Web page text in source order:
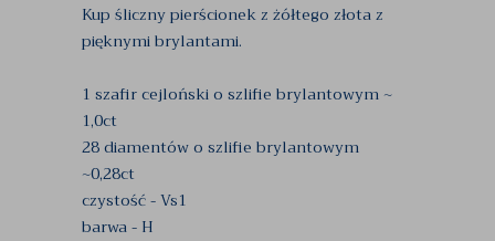
Kup śliczny pierścionek z żółtego złota z
pięknymi brylantami.
1 szafir cejloński o szlifie brylantowym ~
1,0ct
28 diamentów o szlifie brylantowym
~0,28ct
czystość - Vs1
barwa - H